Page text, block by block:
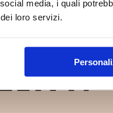
media, i quali
loro servizi.